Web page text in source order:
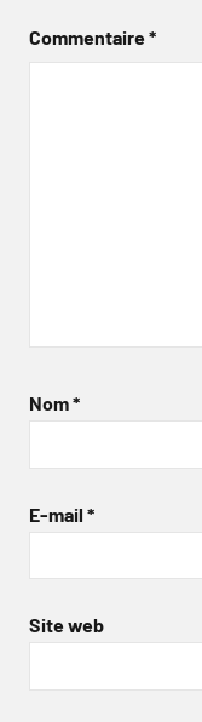
Commentaire*
Nom*
E-mail *
Site web